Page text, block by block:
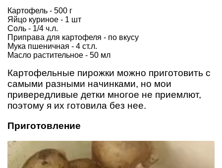
Картофель - 500 г
Яйцо куриное - 1 шт
Соль - 1/4 ч.л.
Приправа для картофеля - по вкусу
Мука пшеничная - 4 ст.л.
Масло растительное - 50 мл
Картофельные пирожки можно приготовить с
самыми разными начинками, но мои
привередливые детки многое не приемлют,
поэтому я их готовила без нее.
Приготовление